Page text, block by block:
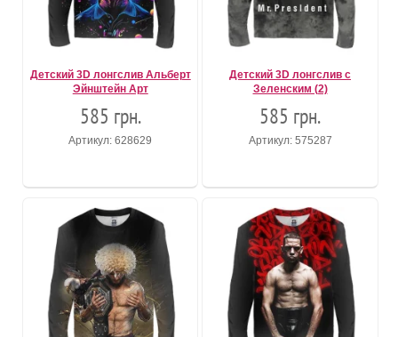
Детский 3D лонгслив Альберт
Эйнштейн Арт
585 грн.
Артикул: 628629
Детский 3D лонгслив с
Зеленским (2)
585 грн.
Артикул: 575287